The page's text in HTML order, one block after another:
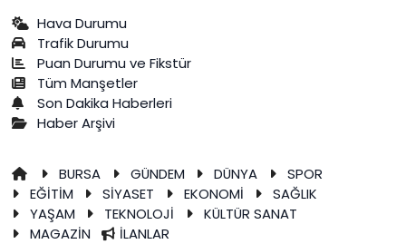
Hava Durumu
Trafik Durumu
Puan Durumu ve Fikstür
Tüm Manşetler
Son Dakika Haberleri
Haber Arşivi
BURSA GÜNDEM DÜNYA
SPOR
EĞİTİM
SİYASET EKONOMİ
SAĞLIK
YAŞAM
TEKNOLOJİ
KÜLTÜR SANAT
MAGAZİN
İLANLAR